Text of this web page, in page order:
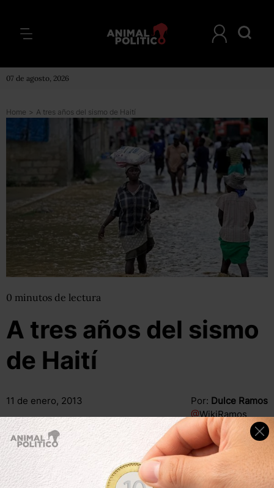
07 de agosto, 2026
Home > A tres años del sismo de Haití
0 minutos de lectura
A tres años del sismo
de Haití
11 de enero, 2013 Por: Dulce Ramos
@WikiRamos
Compartir Leer después